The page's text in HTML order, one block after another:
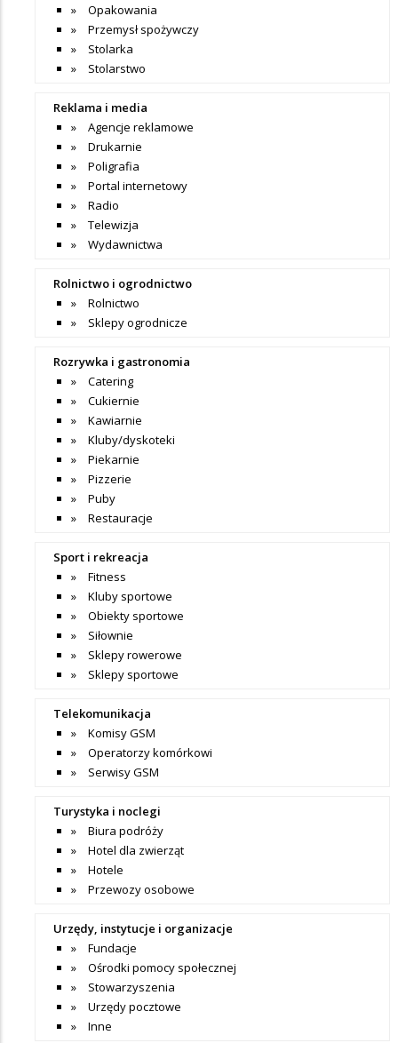
Opakowania
Przemysł spożywczy
Stolarka
Stolarstwo
Reklama i media
Agencje reklamowe
Drukarnie
Poligrafia
Portal internetowy
Radio
Telewizja
Wydawnictwa
Rolnictwo i ogrodnictwo
Rolnictwo
Sklepy ogrodnicze
Rozrywka i gastronomia
Catering
Cukiernie
Kawiarnie
Kluby/dyskoteki
Piekarnie
Pizzerie
Puby
Restauracje
Sport i rekreacja
Fitness
Kluby sportowe
Obiekty sportowe
Siłownie
Sklepy rowerowe
Sklepy sportowe
Telekomunikacja
Komisy GSM
Operatorzy komórkowi
Serwisy GSM
Turystyka i noclegi
Biura podróży
Hotel dla zwierząt
Hotele
Przewozy osobowe
Urzędy, instytucje i organizacje
Fundacje
Ośrodki pomocy społecznej
Stowarzyszenia
Urzędy pocztowe
Inne